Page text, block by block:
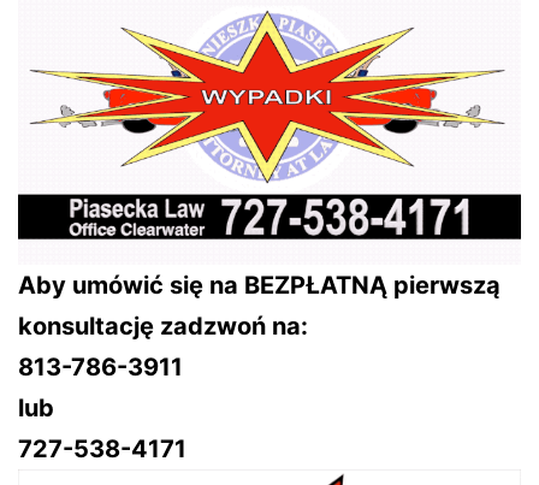
Aby umówić się na BEZPŁATNĄ pierwszą
konsultację zadzwoń na:
813-786-3911
lub
727-538-4171